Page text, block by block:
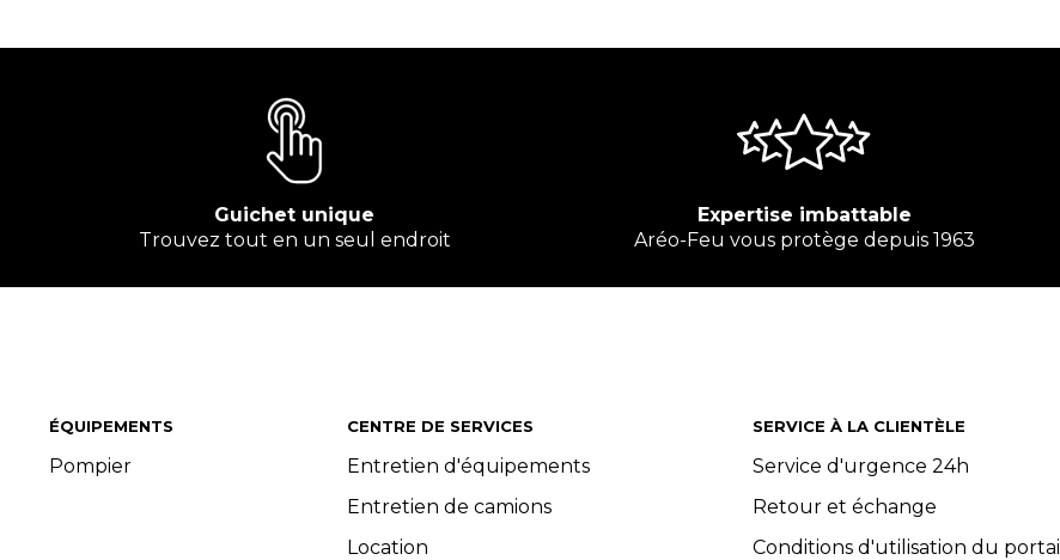
Guichet unique
Trouvez tout en un seul endroit
Expertise imbattable
Aréo-Feu vous protège depuis 1963
ÉQUIPEMENTS
Pompier
CENTRE DE SERVICES
Entretien d'équipements
Entretien de camions
Location
SERVICE À LA CLIENTÈLE
Service d'urgence 24h
Retour et échange
Conditions d'utilisation du portail